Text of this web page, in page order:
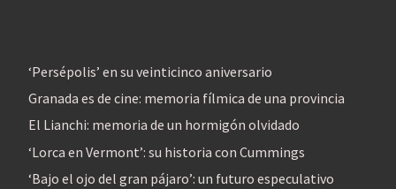
‘Persépolis’ en su veinticinco aniversario
Granada es de cine: memoria fílmica de una provincia
El Lianchi: memoria de un hormigón olvidado
‘Lorca en Vermont’: su historia con Cummings
‘Bajo el ojo del gran pájaro’: un futuro especulativo